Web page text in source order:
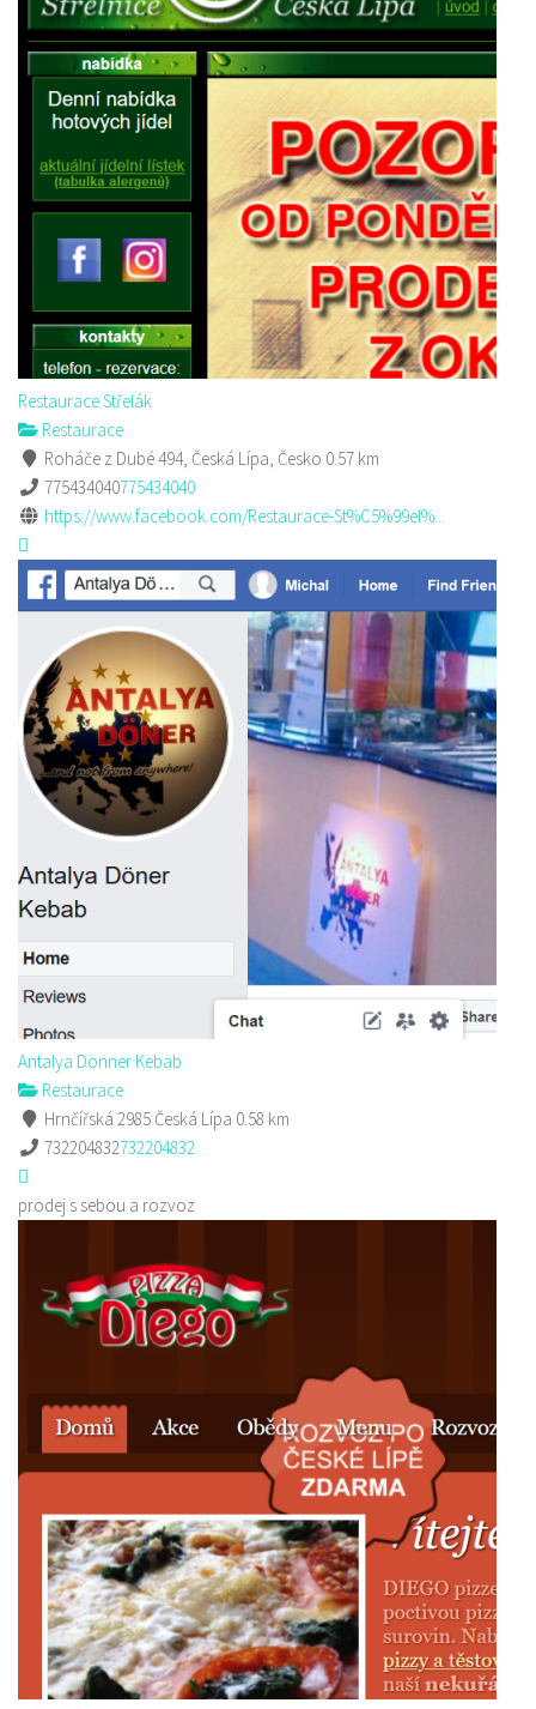
Restaurace Střelák
Restaurace
Roháče z Dubé 494, Česká Lípa, Česko 0.57 km
775434040775434040
https://www.facebook.com/Restaurace-St%C5%99el%...
Antalya Donner Kebab
Restaurace
Hrnčířská 2985 Česká Lípa 0.58 km
732204832732204832
prodej s sebou a rozvoz